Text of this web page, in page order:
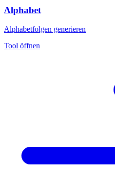
Alphabet
Alphabetfolgen generieren
Tool öffnen